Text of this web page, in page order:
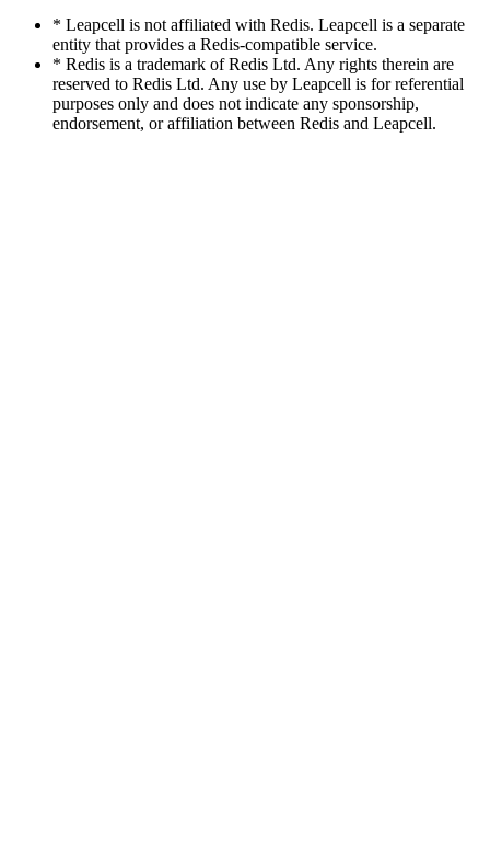
* Leapcell is not affiliated with Redis. Leapcell is a separate
entity that provides a Redis-compatible service.
* Redis is a trademark of Redis Ltd. Any rights therein are
reserved to Redis Ltd. Any use by Leapcell is for referential
purposes only and does not indicate any sponsorship,
endorsement, or affiliation between Redis and Leapcell.